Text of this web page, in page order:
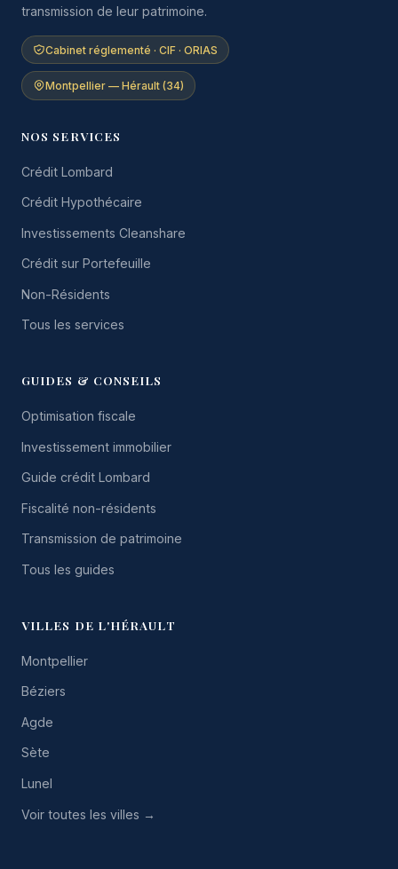
transmission de leur patrimoine.
Cabinet réglementé · CIF · ORIAS
Montpellier — Hérault (34)
NOS SERVICES
Crédit Lombard
Crédit Hypothécaire
Investissements Cleanshare
Crédit sur Portefeuille
Non-Résidents
Tous les services
GUIDES & CONSEILS
Optimisation fiscale
Investissement immobilier
Guide crédit Lombard
Fiscalité non-résidents
Transmission de patrimoine
Tous les guides
VILLES DE L'HÉRAULT
Montpellier
Béziers
Agde
Sète
Lunel
Voir toutes les villes →